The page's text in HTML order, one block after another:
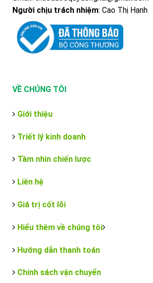
Người chịu trách nhiệm: Cao Thị Hạnh
VỀ CHÚNG TÔI
Giới thiệu
Triết lý kinh doanh
Tầm nhìn chiến lược
Liên hệ
Giá trị cốt lõi
Hiểu thêm về chúng tôi
Hướng dẫn thanh toán
Chính sách vận chuyển